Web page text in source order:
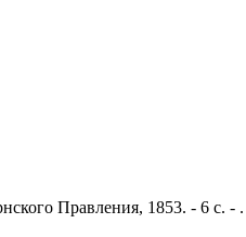
Правления, 1853. - 6 с.